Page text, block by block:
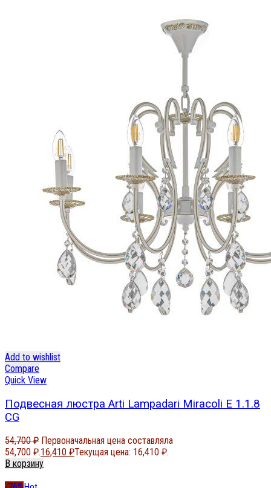
Add to wishlist
Compare
Quick View
Подвесная люстра Arti Lampadari Miracoli E 1.1.8
CG
54,700₽ Первоначальная цена составляла
54,700 ₽.16,410 ₽Текущая цена: 16,410 ₽.
В корзину